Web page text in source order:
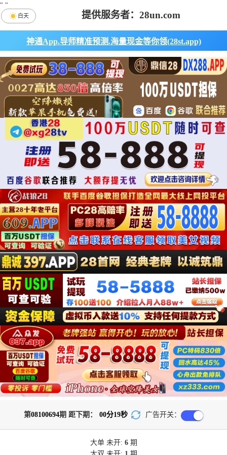
提供服务者：28un.com
白天
第08100694期 距下期： 00分18秒 广告开关：
大单 未开: 6期
" "